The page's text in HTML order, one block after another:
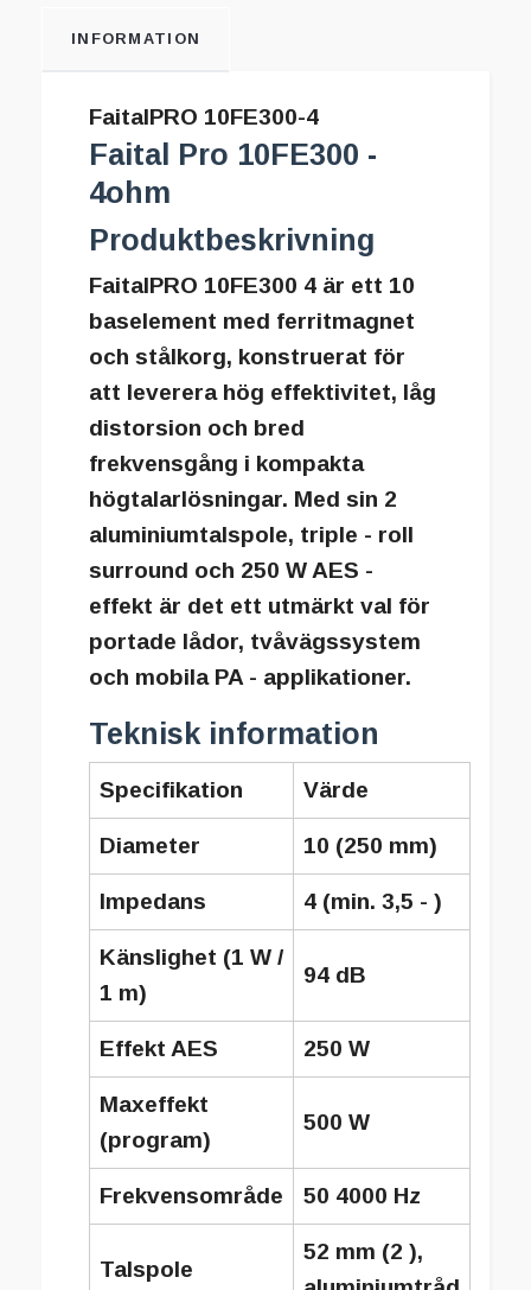
INFORMATION
FaitalPRO 10FE300-4
Faital Pro 10FE300 -
4ohm
Produktbeskrivning
FaitalPRO 10FE300 4 är ett 10
baselement med ferritmagnet
och stålkorg, konstruerat för
att leverera hög effektivitet, låg
distorsion och bred
frekvensgång i kompakta
högtalarlösningar. Med sin 2
aluminiumtalspole, triple - roll
surround och 250 W AES -
effekt är det ett utmärkt val för
portade lådor, tvåvägssystem
och mobila PA - applikationer.
Teknisk information
Specifikation Värde
Diameter 10 (250 mm)
Impedans 4 (min. 3,5 - )
Känslighet (1 W /
1 m)
94 dB
Effekt AES 250 W
Maxeffekt
(program)
500 W
Frekvensområde 50 4000 Hz
Talspole
52 mm (2 ),